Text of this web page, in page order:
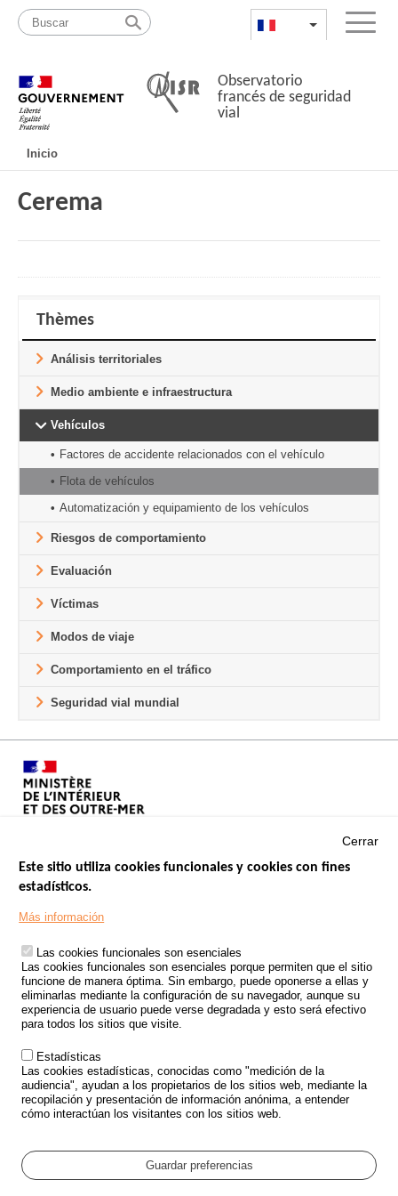
Pasar
contenido
Mapa
web
List additional
Menu
Observatorio
francés de seguridad
vial
principale
Inicio
Cerema
Thèmes
Análisis territoriales
Medio ambiente e infraestructura
Vehículos
Factores de accidente relacionados con el vehículo
Flota de vehículos
Automatización y equipamiento de los vehículos
Riesgos de comportamiento
Evaluación
Víctimas
Modos de viaje
Comportamiento en el tráfico
Seguridad vial mundial
Footer
TRATAMIENTO DE DATOS PERSONALES PROCEDENTES DE
ACCIDENTES DE TRÁFICO
ESTUDIOS
CONVOCATORIA DE PROYECTOS DE ESTUDIOS
POLÍTICA DE SEGURIDAD VIAL
Outils
EVENTOS
GLOSARIO
Cookie settings
Cerrar
Este sitio utiliza cookies funcionales y cookies con fines
estadísticos.
Más información
Las cookies funcionales son esenciales
Las cookies funcionales son esenciales porque permiten que el sitio
funcione de manera óptima. Sin embargo, puede oponerse a ellas y
eliminarlas mediante la configuración de su navegador, aunque su
experiencia de usuario puede verse degradada y esto será efectivo
para todos los sitios que visite.
Estadísticas
Las cookies estadísticas, conocidas como "medición de la
audiencia", ayudan a los propietarios de los sitios web, mediante la
recopilación y presentación de información anónima, a entender
cómo interactúan los visitantes con los sitios web.
Guardar preferencias